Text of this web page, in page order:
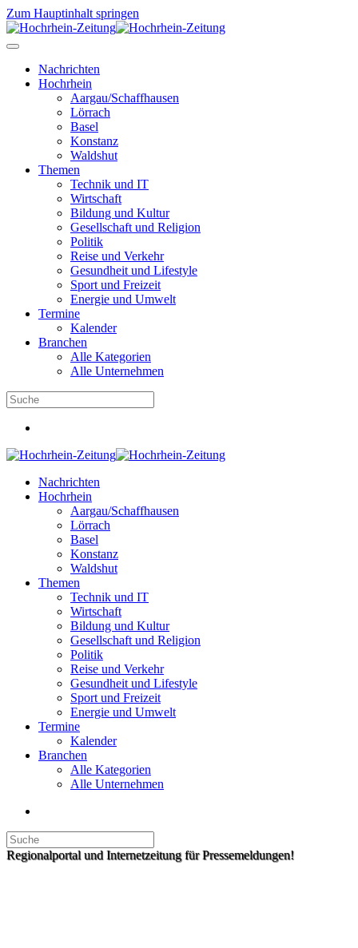
Zum Hauptinhalt springen
Nachrichten
Hochrhein
Aargau/Schaffhausen
Lörrach
Basel
Konstanz
Waldshut
Themen
Technik und IT
Wirtschaft
Bildung und Kultur
Gesellschaft und Religion
Politik
Reise und Verkehr
Gesundheit und Lifestyle
Sport und Freizeit
Energie und Umwelt
Termine
Kalender
Branchen
Alle Kategorien
Alle Unternehmen
Nachrichten
Hochrhein
Aargau/Schaffhausen
Lörrach
Basel
Konstanz
Waldshut
Themen
Technik und IT
Wirtschaft
Bildung und Kultur
Gesellschaft und Religion
Politik
Reise und Verkehr
Gesundheit und Lifestyle
Sport und Freizeit
Energie und Umwelt
Termine
Kalender
Branchen
Alle Kategorien
Alle Unternehmen
Regionalportal und Internetzeitung für Pressemeldungen!